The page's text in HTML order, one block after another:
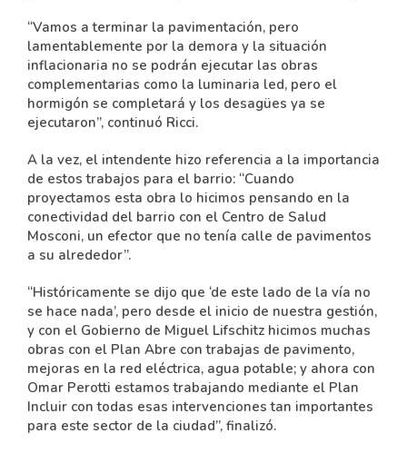
“Vamos a terminar la pavimentación, pero
lamentablemente por la demora y la situación
inflacionaria no se podrán ejecutar las obras
complementarias como la luminaria led, pero el
hormigón se completará y los desagües ya se
ejecutaron”, continuó Ricci.
A la vez, el intendente hizo referencia a la importancia
de estos trabajos para el barrio: “Cuando
proyectamos esta obra lo hicimos pensando en la
conectividad del barrio con el Centro de Salud
Mosconi, un efector que no tenía calle de pavimentos
a su alrededor”.
“Históricamente se dijo que ‘de este lado de la vía no
se hace nada’, pero desde el inicio de nuestra gestión,
y con el Gobierno de Miguel Lifschitz hicimos muchas
obras con el Plan Abre con trabajas de pavimento,
mejoras en la red eléctrica, agua potable; y ahora con
Omar Perotti estamos trabajando mediante el Plan
Incluir con todas esas intervenciones tan importantes
para este sector de la ciudad”, finalizó.